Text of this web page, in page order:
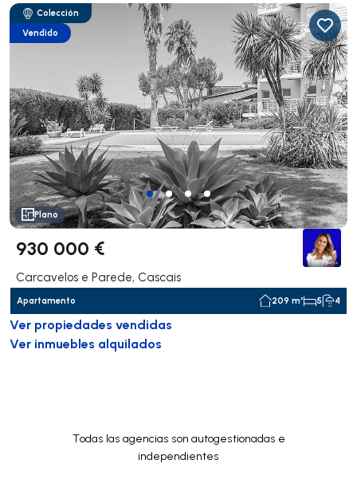
Colección
Vendido
Plano
930 000 €
Carcavelos e Parede, Cascais
Apartamento 209 m² 5 4
Ver propiedades vendidas
Ver inmuebles alquilados
Todas las agencias son autogestionadas e
independientes